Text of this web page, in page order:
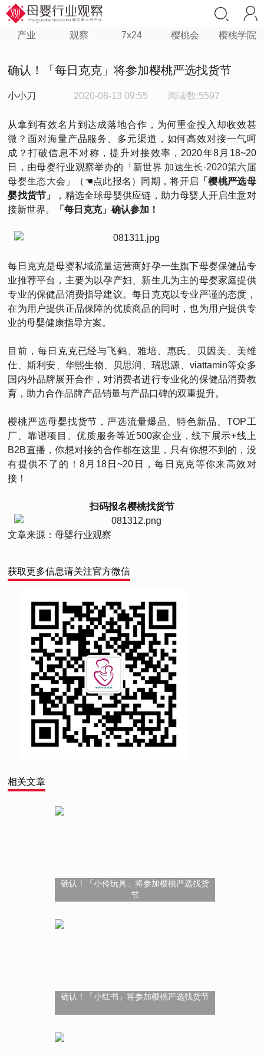
产业 观察 7x24 樱桃会 樱桃学院
确认！「每日克克」将参加樱桃严选找货节
小小刀 2020-08-13 09:55 阅读数:5597
从拿到有效名片到达成落地合作，为何重金投入却收效甚
微？面对海量产品服务、多元渠道，如何高效对接一气呵
成？打破信息不对称，提升对接效率，2020年8月18~20
日，由母婴行业观察举办的 「新世界 加速生长·2020第六届
母婴生态大会」
（☚点此报名）同期，将开启 「樱桃严选母
婴找货节」
，精选全球母婴供应链，助力母婴人开启生意对
接新世界。
「每日克克」确认参加！
每日克克是母婴私域流量运营商好孕一生旗下母婴保健品专
业推荐平台，主要为以孕产妇、新生儿为主的母婴家庭提供
专业的保健品消费指导建议。每日克克以专业严谨的态度，
在为用户提供正品保障的优质商品的同时，也为用户提供专
业的母婴健康指导方案。
目前，每日克克已经与飞鹤、雅培、惠氏、贝因美、美维
仕、斯利安、华熙生物、贝思润、瑞思源、viattamin等众多
国内外品牌展开合作，对消费者进行专业化的保健品消费教
育，助力合作品牌产品销量与产品口碑的双重提升。
樱桃严选母婴找货节，严选流量爆品、特色新品、TOP工
厂、靠谱项目、优质服务等近500家企业，线下展示+线上
B2B直播，你想对接的合作都在这里，只有你想不到的，没
有提供不了的！8月18日~20日，每日克克等你来高效对
接！
扫码报名樱桃找货节
文章来源：母婴行业观察
获取更多信息请关注官方微信
相关文章
确认！「小伶玩具」将参加樱桃严选找货
节
确认！「小红书」将参加樱桃严选找货节